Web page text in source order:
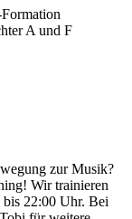
A und F
zur Musik?
Wir trainieren
bis 22:00 Uhr. Bei